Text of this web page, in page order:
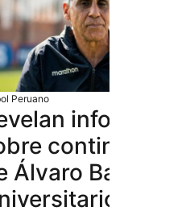
Peruano
información
continuidad
Álvaro Barco en
"Se